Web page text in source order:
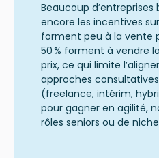
Beaucoup d’entreprises
encore les incentives
forment peu à la vente
50 % forment à vendre
prix, ce qui limite
approches
(freelance, intérim,
pour gagner en agilité,
rôles seniors ou de